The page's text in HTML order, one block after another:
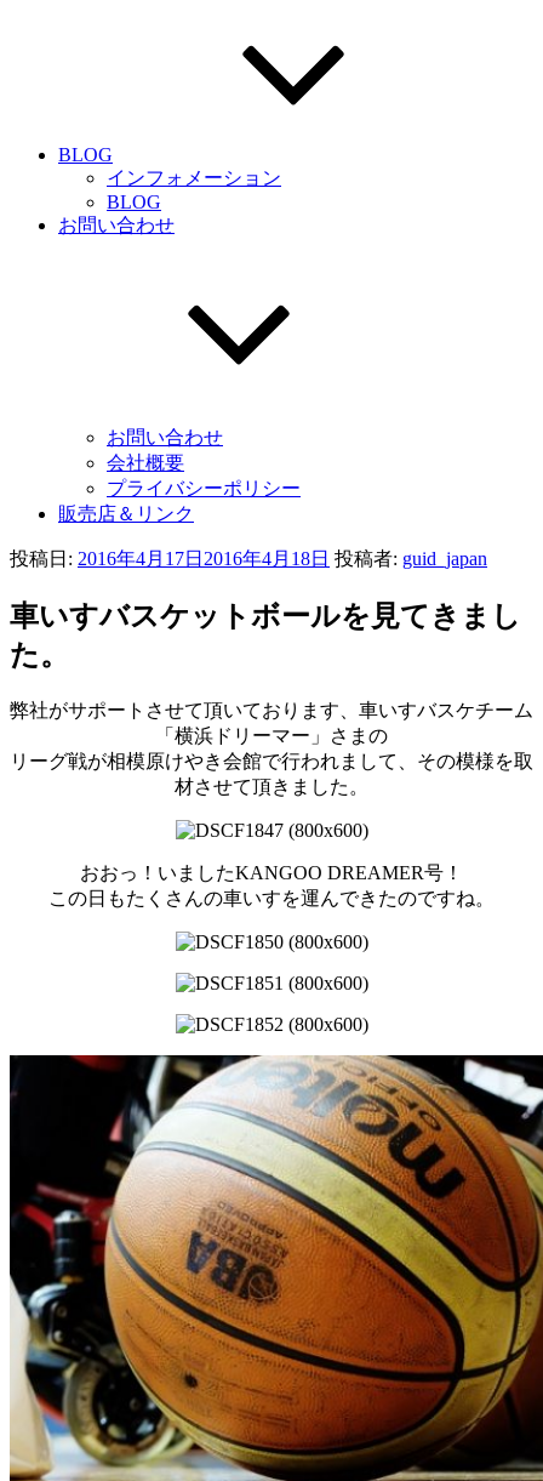
BLOG
インフォメーション
BLOG
お問い合わせ
お問い合わせ
会社概要
プライバシーポリシー
販売店＆リンク
投稿日: 2016年4月17日 2016年4月18日 投稿者: guid_japan
車いすバスケットボールを見てきまし
た。
弊社がサポートさせて頂いております、車いすバスケチーム
「横浜ドリーマー」さまの
リーグ戦が相模原けやき会館で行われまして、その模様を取
材させて頂きました。
おおっ！いましたKANGOO DREAMER号！
この日もたくさんの車いすを運んできたのですね。